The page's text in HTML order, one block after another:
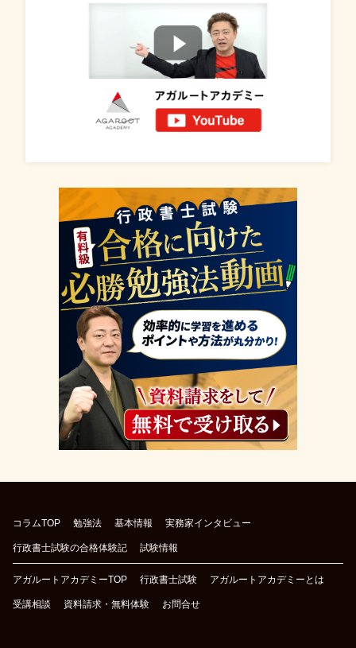
コラムTOP 勉強法 基本情報 実務家インタビュー
行政書士試験の合格体験記 試験情報
アガルートアカデミーTOP 行政書士試験 アガルートアカデミーとは
受講相談 資料請求・無料体験 お問合せ